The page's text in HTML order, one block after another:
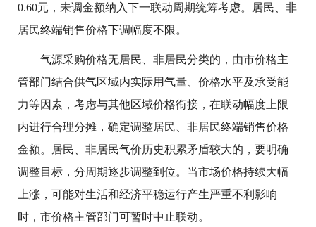
0.60元，未调金额纳入下一联动周期统筹考虑。居民、非
居民终端销售价格下调幅度不限。
气源采购价格无居民、非居民分类的，由市价格主
管部门结合供气区域内实际用气量、价格水平及承受能
力等因素，考虑与其他区域价格衔接，在联动幅度上限
内进行合理分摊，确定调整居民、非居民终端销售价格
金额。居民、非居民气价历史积累矛盾较大的，要明确
调整目标，分周期逐步调整到位。当市场价格持续大幅
上涨，可能对生活和经济平稳运行产生严重不利影响
时，市价格主管部门可暂时中止联动。